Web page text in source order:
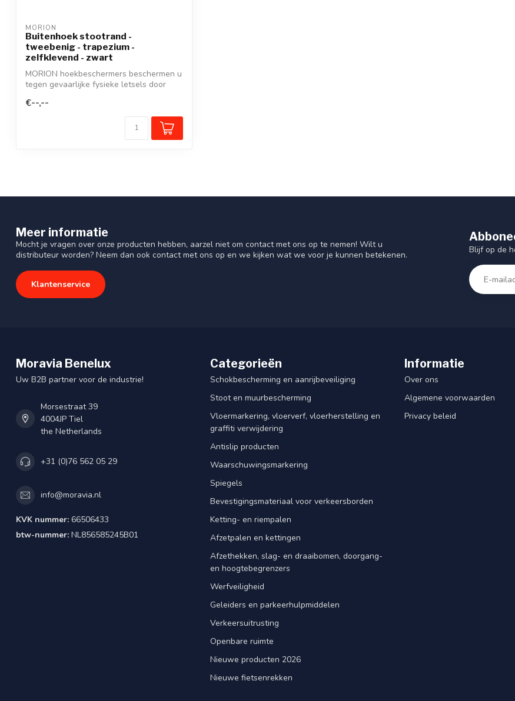
MORION
Buitenhoek stootrand -
tweebenig - trapezium -
zelfklevend - zwart
MORION hoekbeschermers beschermen u
tegen gevaarlijke fysieke letsels door
€--,--
Meer informatie
Mocht je vragen over onze producten hebben, aarzel niet om contact met ons op te nemen! Wilt u
distributeur worden? Neem dan ook contact met ons op en we kijken wat we voor je kunnen betekenen.
Klantenservice
Blijf op de
Moravia Benelux
Uw B2B partner voor de industrie!
Morsestraat 39
4004JP Tiel
the Netherlands
+31 (0)76 562 05 29
info@moravia.nl
KVK nummer: 66506433
btw-nummer: NL856585245B01
Categorieën
Schokbescherming en aanrijbeveiliging
Stoot en muurbescherming
Vloermarkering, vloerverf, vloerherstelling en
graffiti verwijdering
Antislip producten
Waarschuwingsmarkering
Spiegels
Bevestigingsmateriaal voor verkeersborden
Ketting- en riempalen
Afzetpalen en kettingen
Afzethekken, slag- en draaibomen, doorgang-
en hoogtebegrenzers
Werfveiligheid
Geleiders en parkeerhulpmiddelen
Verkeersuitrusting
Openbare ruimte
Nieuwe producten 2026
Nieuwe fietsenrekken
Informatie
Over ons
Algemene voorwaarden
Privacy beleid